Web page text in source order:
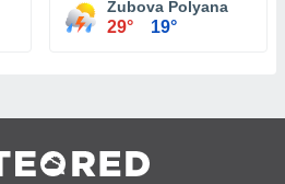
Zubova Polyana
29° 19°